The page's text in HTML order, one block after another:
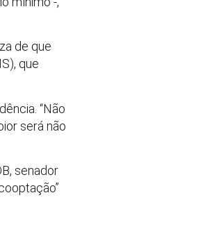
de que
que
“Não
será não
senador